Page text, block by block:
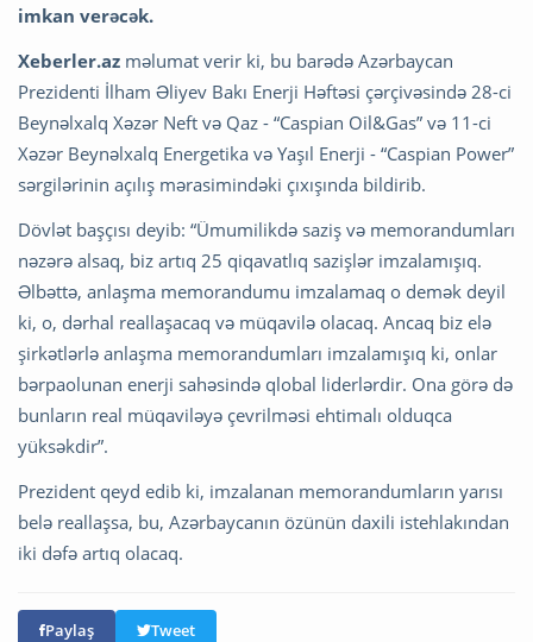
imkan verəcək.
Xeberler.az məlumat verir ki, bu barədə Azərbaycan
Prezidenti İlham Əliyev Bakı Enerji Həftəsi çərçivəsində 28-ci
Beynəlxalq Xəzər Neft və Qaz - “Caspian Oil&Gas” və 11-ci
Xəzər Beynəlxalq Energetika və Yaşıl Enerji - “Caspian Power”
sərgilərinin açılış mərasimindəki çıxışında bildirib.
Dövlət başçısı deyib: “Ümumilikdə saziş və memorandumları
nəzərə alsaq, biz artıq 25 qiqavatlıq sazişlər imzalamışıq.
Əlbəttə, anlaşma memorandumu imzalamaq o demək deyil
ki, o, dərhal reallaşacaq və müqavilə olacaq. Ancaq biz elə
şirkətlərlə anlaşma memorandumları imzalamışıq ki, onlar
bərpaolunan enerji sahəsində qlobal liderlərdir. Ona görə də
bunların real müqaviləyə çevrilməsi ehtimalı olduqca
yüksəkdir”.
Prezident qeyd edib ki, imzalanan memorandumların yarısı
belə reallaşsa, bu, Azərbaycanın özünün daxili istehlakından
iki dəfə artıq olacaq.
Paylaş Tweet